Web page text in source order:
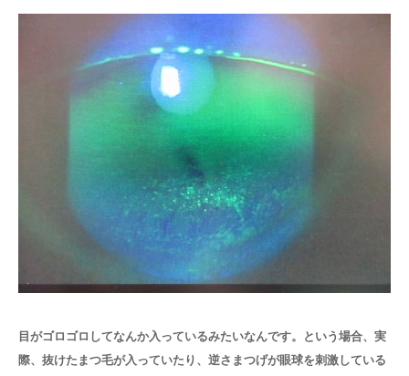
目がゴロゴロしてなんか入っているみたいなんです。という場合、実
際、抜けたまつ毛が入っていたり、逆さまつげが眼球を刺激している
アクセス
お知らせ
院長ブログ